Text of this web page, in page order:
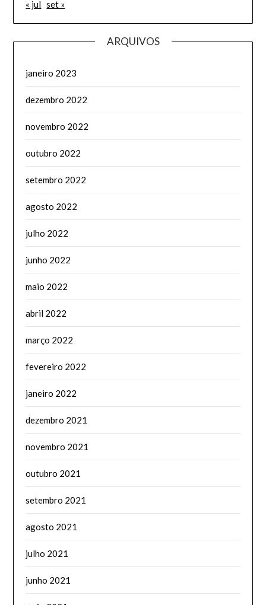
« jul set »
ARQUIVOS
janeiro 2023
dezembro 2022
novembro 2022
outubro 2022
setembro 2022
agosto 2022
julho 2022
junho 2022
maio 2022
abril 2022
março 2022
fevereiro 2022
janeiro 2022
dezembro 2021
novembro 2021
outubro 2021
setembro 2021
agosto 2021
julho 2021
junho 2021